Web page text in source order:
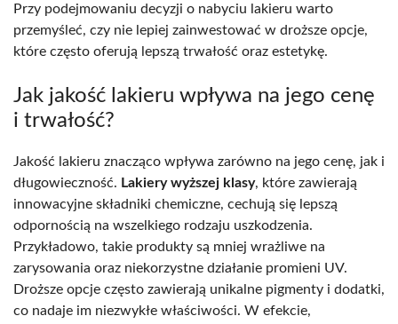
Przy podejmowaniu decyzji o nabyciu lakieru warto
przemyśleć, czy nie lepiej zainwestować w droższe opcje,
które często oferują lepszą trwałość oraz estetykę.
Jak jakość lakieru wpływa na jego cenę
i trwałość?
Jakość lakieru znacząco wpływa zarówno na jego cenę, jak i
długowieczność. Lakiery wyższej klasy, które zawierają
innowacyjne składniki chemiczne, cechują się lepszą
odpornością na wszelkiego rodzaju uszkodzenia.
Przykładowo, takie produkty są mniej wrażliwe na
zarysowania oraz niekorzystne działanie promieni UV.
Droższe opcje często zawierają unikalne pigmenty i dodatki,
co nadaje im niezwykłe właściwości. W efekcie,